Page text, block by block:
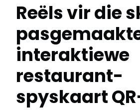
Reëls vir die
interaktiewe
restaurant-
spyskaart